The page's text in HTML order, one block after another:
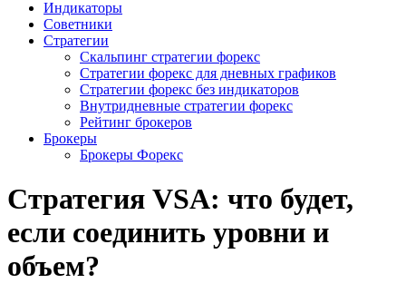
Индикаторы
Советники
Стратегии
Скальпинг стратегии форекс
Стратегии форекс для дневных графиков
Стратегии форекс без индикаторов
Внутридневные стратегии форекс
Рейтинг брокеров
Брокеры
Брокеры Форекс
Стратегия VSA: что будет,
если соединить уровни и
объем?